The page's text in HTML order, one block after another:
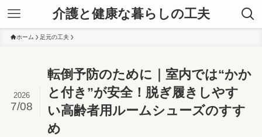
介護と健康な暮らしの工夫
ホーム 足元の工夫
転倒予防のために｜室内では“かか
と付き”が安全！脱ぎ履きしやす
い高齢者用ルームシューズのすす
め
2026
7/08